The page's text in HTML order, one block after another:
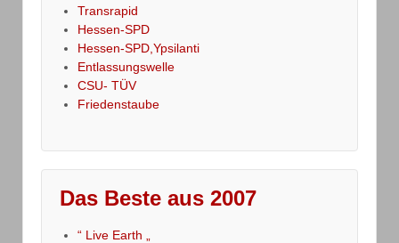
Transrapid
Hessen-SPD
Hessen-SPD,Ypsilanti
Entlassungswelle
CSU- TÜV
Friedenstaube
Das Beste aus 2007
“ Live Earth „